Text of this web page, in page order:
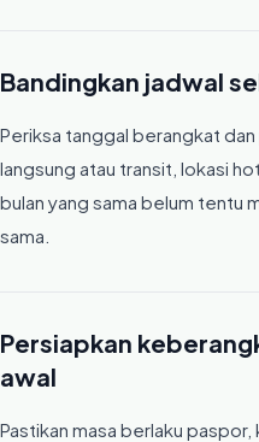
Bandingkan jadwal
Periksa tanggal berangkat
langsung atau transit, lokasi
bulan yang sama belum tentu
sama.
Persiapkan
awal
Pastikan masa berlaku